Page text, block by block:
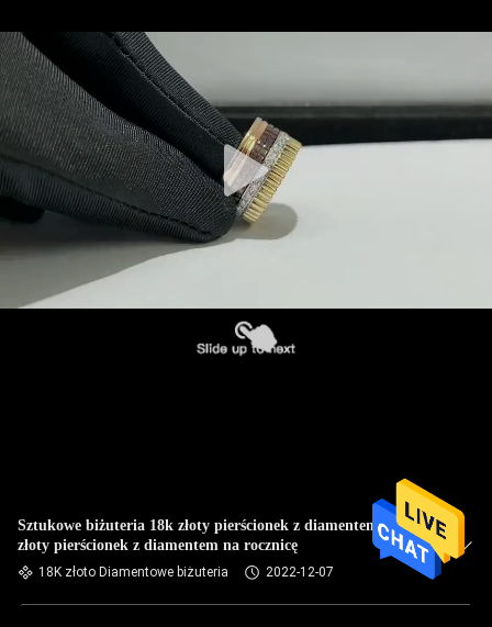
Sztukowe biżuteria 18k złoty pierścionek z diamentem biały
złoty pierścionek z diamentem na rocznicę
18K złoto Diamentowe biżuteria 2022-12-07